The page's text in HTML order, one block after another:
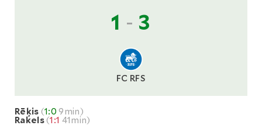
1 - 3
FC RFS
Rēķis (1:0 9min)
Rakels(1:1 41min)